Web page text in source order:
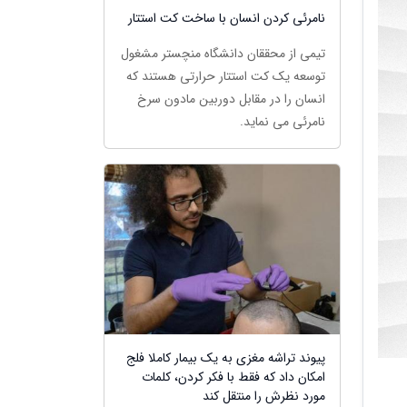
نامرئی کردن انسان با ساخت کت استتار
تیمی از محققان دانشگاه منچستر مشغول
توسعه یک کت استتار حرارتی هستند که
انسان را در مقابل دوربین مادون سرخ
نامرئی می نماید.
پیوند تراشه مغزی به یک بیمار کاملا فلج
امکان داد که فقط با فکر کردن، کلمات
مورد نظرش را منتقل کند